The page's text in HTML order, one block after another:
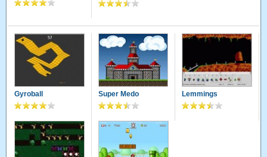
Gyroball Super Medo Lemmings